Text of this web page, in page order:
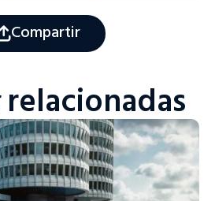
Compartir
relacionadas